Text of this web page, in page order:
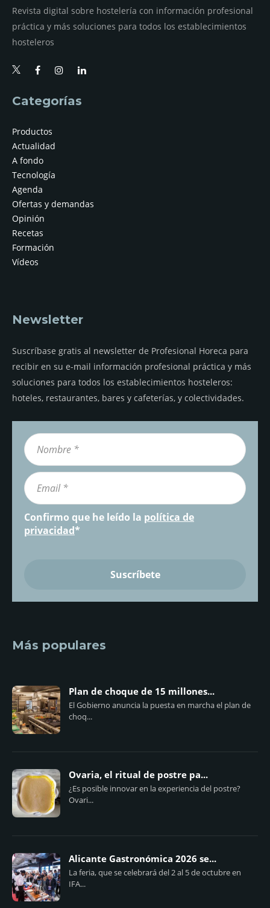
Revista digital sobre hostelería con información profesional
práctica y más soluciones para todos los establecimientos
hosteleros
Categorías
Productos
Actualidad
A fondo
Tecnología
Agenda
Ofertas y demandas
Opinión
Recetas
Formación
Vídeos
Newsletter
Suscríbase gratis al newsletter de Profesional Horeca para
recibir en su e-mail información profesional práctica y más
soluciones para todos los establecimientos hosteleros:
hoteles, restaurantes, bares y cafeterías, y colectividades.
Confirmo que he leído la política de
privacidad*
Más populares
Plan de choque de 15 millones...
El Gobierno anuncia la puesta en marcha el plan de
choq...
Ovaria, el ritual de postre pa...
¿Es posible innovar en la experiencia del postre?
Ovari...
Alicante Gastronómica 2026 se...
La feria, que se celebrará del 2 al 5 de octubre en
IFA...